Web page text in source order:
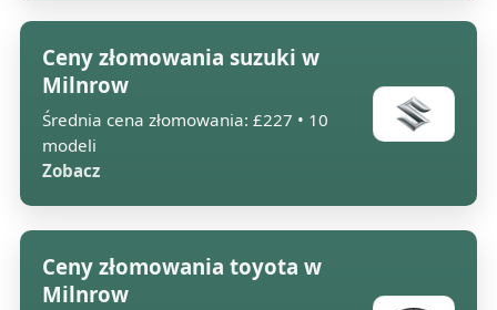
Ceny złomowania suzuki w
Milnrow
Średnia cena złomowania: £227 • 10
modeli
Zobacz
Ceny złomowania toyota w
Milnrow